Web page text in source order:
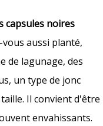
capsules noires
aussi planté,
de lagunage, des
un type de jonc
Il convient d'être
envahissants.